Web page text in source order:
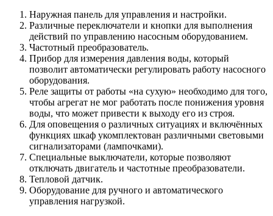
Наружная панель для управления и настройки.
Различные переключатели и кнопки для выполнения
действий по управлению насосным оборудованием.
Частотный преобразователь.
Прибор для измерения давления воды, который
позволит автоматически регулировать работу насосного
оборудования.
Реле защиты от работы «на сухую» необходимо для того,
чтобы агрегат не мог работать после понижения уровня
воды, что может привести к выходу его из строя.
Для оповещения о различных ситуациях и включённых
функциях шкаф укомплектован различными световыми
сигнализаторами (лампочками).
Специальные выключатели, которые позволяют
отключать двигатель и частотные преобразователи.
Тепловой датчик.
Оборудование для ручного и автоматического
управления нагрузкой.